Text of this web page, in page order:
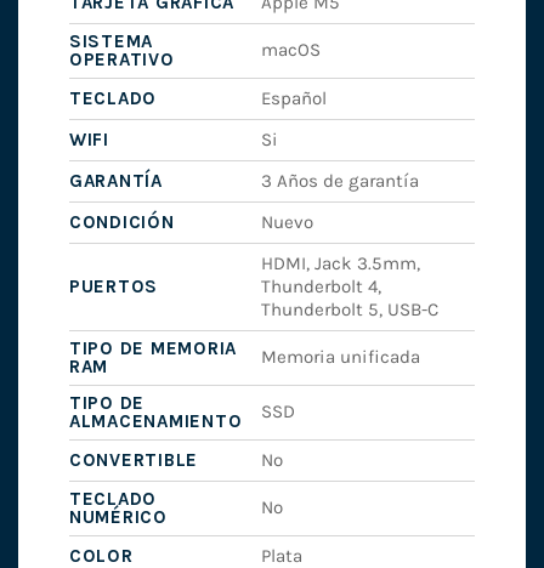
SISTEMA
OPERATIVO
macOS
TECLADO
Español
WIFI
Si
GARANTÍA
3 Años de garantía
CONDICIÓN
Nuevo
PUERTOS
HDMI, Jack 3.5mm,
Thunderbolt 4,
Thunderbolt 5, USB-C
TIPO DE MEMORIA
RAM
Memoria unificada
TIPO DE
ALMACENAMIENTO
SSD
CONVERTIBLE
No
TECLADO
NUMÉRICO
No
COLOR
Plata